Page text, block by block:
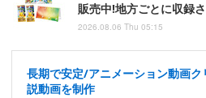
販売中!地方ごとに収録
2026.08.06 Thu 05:15
長期で安定/アニメーション動画
説動画を制作